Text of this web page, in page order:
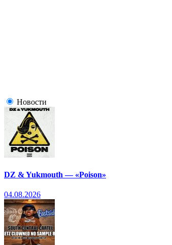
Новости
DZ & Yukmouth — «Poison»
04.08.2026